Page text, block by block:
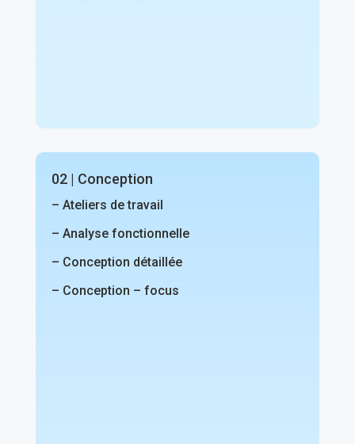
02 | Conception
– Ateliers de travail
– Analyse fonctionnelle
– Conception détaillée
– Conception – focus